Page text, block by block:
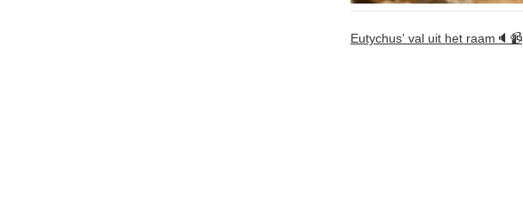
Eutychus’ val uit het raam🔈📹